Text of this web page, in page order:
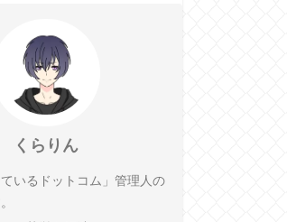
くらりん
ているドットコム」管理人の